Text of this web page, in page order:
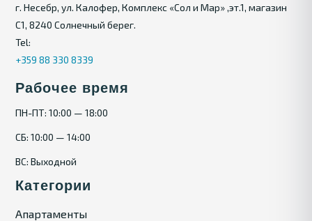
Свяжитесь с нами, чтобы узнать
подробности и организовать просмотр
г. Несебр, ул. Калофер, Комплекс «Сол и Мар» ,эт.1, магазин
С1, 8240 Солнечный берег.
Tel:
+359 88 330 8339
Рабочее время
ПН-ПТ: 10:00 — 18:00
СБ: 10:00 — 14:00
ВС: Выходной
Категории
Апартаменты